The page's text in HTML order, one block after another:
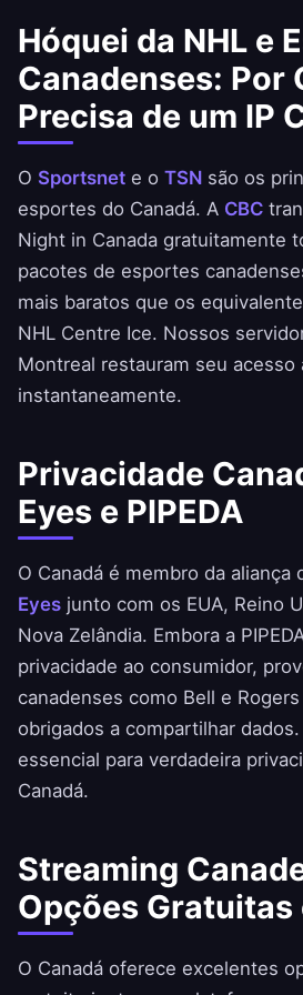
Hóquei da NHL e
Canadenses: Por
Precisa de um IP
O Sportsnet e o TSN são os
esportes do Canadá. A CBC
Night in Canada gratuitamente
pacotes de esportes
mais baratos que os
NHL Centre Ice. Nossos
Montreal restauram seu acesso
instantaneamente.
Privacidade
Eyes e PIPEDA
O Canadá é membro da aliança
Eyes junto com os EUA, Reino
Nova Zelândia. Embora a
privacidade ao consumidor,
canadenses como Bell e
obrigados a compartilhar
essencial para verdadeira
Canadá.
Streaming
Opções Gratuitas
O Canadá oferece excelentes